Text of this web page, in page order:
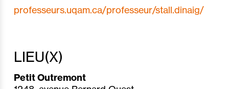
professeurs.uqam.ca/professeur/stall.dinaig/
LIEU(X)
Petit Outremont